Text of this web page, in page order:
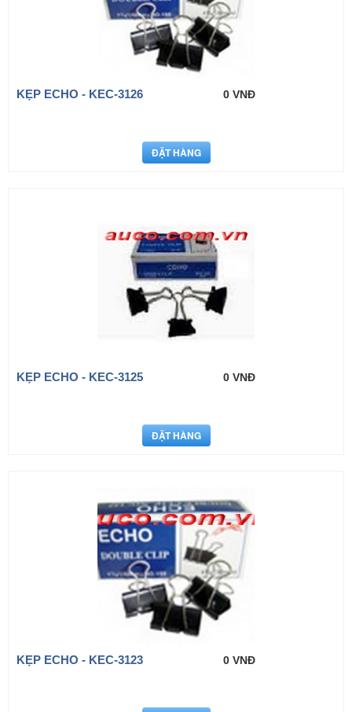
KẸP ECHO - KEC-3126 0 VNĐ
KẸP ECHO - KEC-3125 0 VNĐ
KẸP ECHO - KEC-3123 0 VNĐ